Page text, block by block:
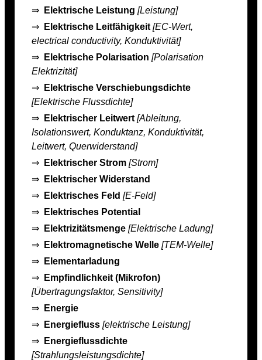
⇒
Elektrische Leistung [Leistung]
⇒
Elektrische Leitfähigkeit[EC-Wert,
electrical conductivity, Konduktivität]
⇒
Elektrische Polarisation [Polarisation
Elektrizität]
⇒
Elektrische Verschiebungsdichte
[Elektrische Flussdichte]
⇒
Elektrischer Leitwert[Ableitung,
Isolationswert, Konduktanz, Konduktivität,
Leitwert, Querwiderstand]
⇒
Elektrischer Strom [Strom]
⇒
Elektrischer Widerstand
⇒
Elektrisches Feld [E-Feld]
⇒
Elektrisches Potential
⇒
Elektrizitätsmenge [Elektrische Ladung]
⇒
Elektromagnetische Welle [TEM-Welle]
⇒
Elementarladung
⇒
Empfindlichkeit (Mikrofon)
[Übertragungsfaktor, Sensitivity]
⇒
Energie
⇒
Energiefluss [elektrische Leistung]
⇒
Energieflussdichte
[Strahlungsleistungsdichte]